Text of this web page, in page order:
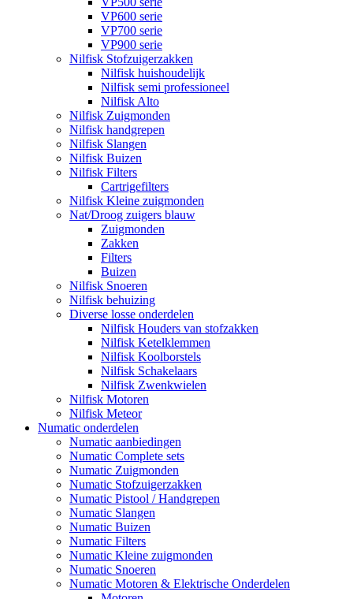
VP600 serie
VP700 serie
VP900 serie
Nilfisk Stofzuigerzakken
Nilfisk huishoudelijk
Nilfisk semi professioneel
Nilfisk Alto
Nilfisk Zuigmonden
Nilfisk handgrepen
Nilfisk Slangen
Nilfisk Buizen
Nilfisk Filters
​Cartrigefilters
Nilfisk Kleine zuigmonden
Nat/Droog zuigers blauw
Zuigmonden
Zakken
Filters
Buizen
Nilfisk Snoeren
Nilfisk behuizing
Diverse losse onderdelen
Nilfisk Houders van stofzakken
Nilfisk Ketelklemmen
Nilfisk Koolborstels
Nilfisk Schakelaars
Nilfisk Zwenkwielen
Nilfisk Motoren
Nilfisk Meteor
Numatic onderdelen
Numatic aanbiedingen
Numatic Complete sets
Numatic Zuigmonden
Numatic Stofzuigerzakken
Numatic Pistool / Handgrepen
Numatic Slangen
Numatic Buizen
Numatic Filters
Numatic Kleine zuigmonden
Numatic Snoeren
Numatic Motoren & Elektrische Onderdelen